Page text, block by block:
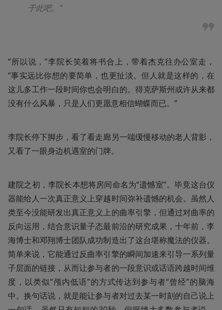
于此吧。”
“所以说，”李院长笑着将书合上，带着杰克往办公室走，
“事实远比你想的要简单，也更扯淡。但人就是这样的，在
这儿多工作一段时间你也会明白的。得克萨斯州或许从来都
没有什么风暴，只是人们更愿意相信蝴蝶而已。”
李院长停下脚步，看了看走廊另一端缓慢移动的老人背影，
又看了一眼身边机遇室的门牌。
建院之初，李院长本想将房间命名为“遗憾室”。毕竟这台仪
器能给人一次真正意义上穿越时间弥补遗憾的机会。虽然人
类至今没能研发出真正意义上的曲率引擎，但通过对曲率的
反向运用，结合意识量子态最前沿的研究成果，十年前，李
海博士和邓翔博士团队成功制造出了这台堪称魔法的仪器。
简单来说，它能通过反曲率引擎的瞬间加速来引导一系列量
子层面的链接，从而让参与者的一段意识或话语跨越时间维
度，以类似“颅内低语”的方式传达到参与者“曾经”的脑海
中。换句话说，就是能让参与者对过去某一时刻的自己说上